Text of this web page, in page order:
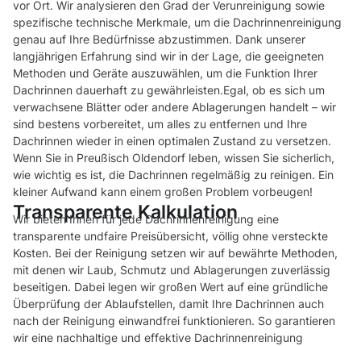
vor Ort. Wir analysieren den Grad der Verunreinigung sowie
spezifische technische Merkmale, um die Dachrinnenreinigung
genau auf Ihre Bedürfnisse abzustimmen. Dank unserer
langjährigen Erfahrung sind wir in der Lage, die geeigneten
Methoden und Geräte auszuwählen, um die Funktion Ihrer
Dachrinnen dauerhaft zu gewährleisten.Egal, ob es sich um
verwachsene Blätter oder andere Ablagerungen handelt – wir
sind bestens vorbereitet, um alles zu entfernen und Ihre
Dachrinnen wieder in einen optimalen Zustand zu versetzen.
Wenn Sie in Preußisch Oldendorf leben, wissen Sie sicherlich,
wie wichtig es ist, die Dachrinnen regelmäßig zu reinigen. Ein
kleiner Aufwand kann einem großen Problem vorbeugen!
Transparente Kalkulation
Wir bieten Ihnen für jede Dachrinnenreinigung eine
transparente undfaire Preisübersicht, völlig ohne versteckte
Kosten. Bei der Reinigung setzen wir auf bewährte Methoden,
mit denen wir Laub, Schmutz und Ablagerungen zuverlässig
beseitigen. Dabei legen wir großen Wert auf eine gründliche
Überprüfung der Ablaufstellen, damit Ihre Dachrinnen auch
nach der Reinigung einwandfrei funktionieren. So garantieren
wir eine nachhaltige und effektive Dachrinnenreinigung